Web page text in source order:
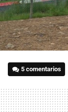
5 comentarios